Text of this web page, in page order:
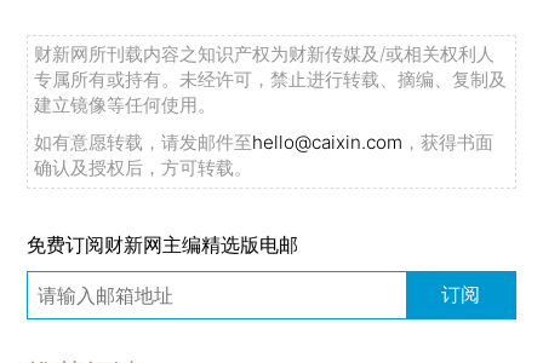
财新网所刊载内容之知识产权为财新传媒及/或相关权利人
专属所有或持有。未经许可，禁止进行转载、摘编、复制及
建立镜像等任何使用。
如有意愿转载，请发邮件至hello@caixin.com ，获得书面
确认及授权后，方可转载。
免费订阅财新网主编精选版电邮
订阅